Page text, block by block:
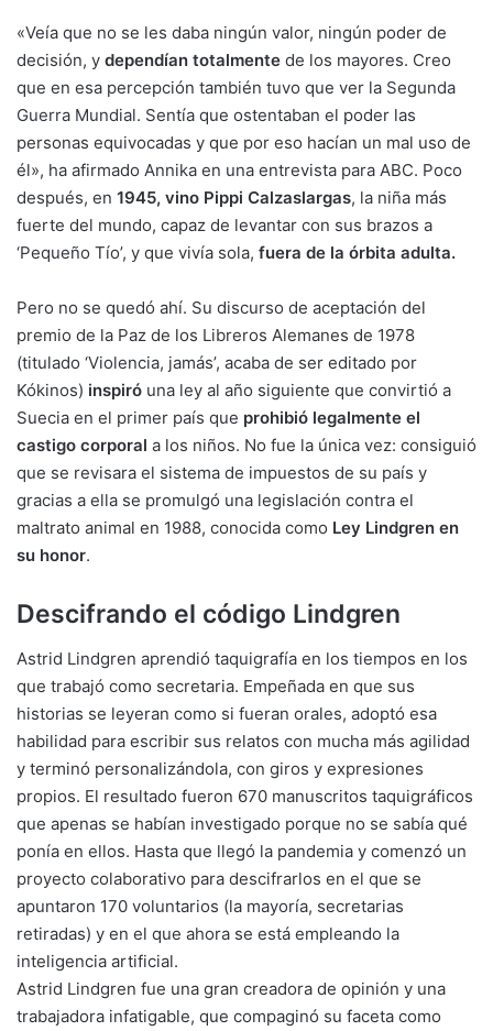
«Veía que no se les daba ningún valor, ningún poder de
decisión, y dependí­an totalmente de los mayores. Creo
que en esa percepción también tuvo que ver la Segunda
Guerra Mundial. Sentía que ostentaban el poder las
personas equivocadas y que por eso hacían un mal uso de
él», ha afirmado Annika en una entrevista para ABC. Poco
después, en 1945, vino Pippi Calzaslargas, la niña más
fuerte del mundo, capaz de levantar con sus brazos a
‘Pequeño Tío’, y que vivía sola, fuera de la órbita adulta.
Pero no se quedó ahí. Su discurso de aceptación del
premio de la Paz de los Libreros Alemanes de 1978
(titulado ‘Violencia, jamás’, acaba de ser editado por
Kókinos) inspiró una ley al año siguiente que convirtió a
Suecia en el primer país que prohibió legalmente el
castigo corporal a los niños. No fue la única vez: consiguió
que se revisara el sistema de impuestos de su país y
gracias a ella se promulgó una legislación contra el
maltrato animal en 1988, conocida como Ley Lindgren en
su honor.
Descifrando el código Lindgren
Astrid Lindgren aprendió taquigrafía en los tiempos en los
que trabajó como secretaria. Empeñada en que sus
historias se leyeran como si fueran orales, adoptó esa
habilidad para escribir sus relatos con mucha más agilidad
y terminó personalizándola, con giros y expresiones
propios. El resultado fueron 670 manuscritos taquigráficos
que apenas se habían investigado porque no se sabía qué
ponía en ellos. Hasta que llegó la pandemia y comenzó un
proyecto colaborativo para descifrarlos en el que se
apuntaron 170 voluntarios (la mayoría, secretarias
retiradas) y en el que ahora se está empleando la
inteligencia artificial.
Astrid Lindgren fue una gran creadora de opinión y una
trabajadora infatigable, que compaginó su faceta como